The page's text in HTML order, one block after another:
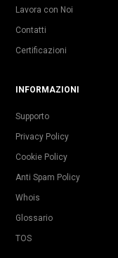
Lavora con Noi
Contatti
Certificazioni
INFORMAZIONI
Supporto
Privacy Policy
Cookie Policy
Anti Spam Policy
Whois
Glossario
TOS